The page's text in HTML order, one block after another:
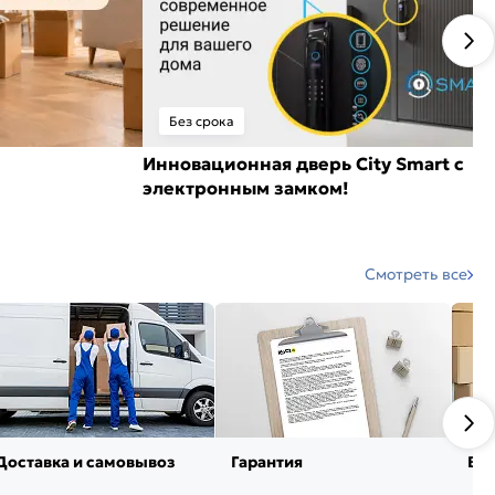
Без срока
Инновационная дверь City Smart с
электронным замком!
Смотреть все
и самовывоз Гарантия